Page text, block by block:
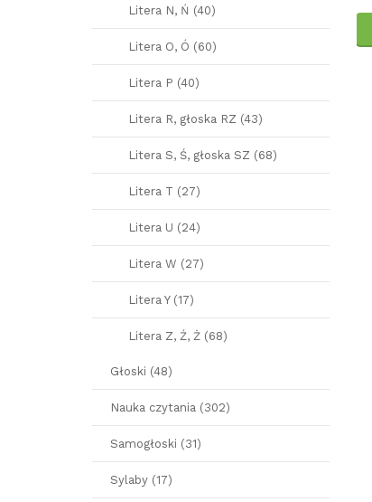
Dodaj do koszyka
Litera N, Ń (40)
Litera O, Ó (60)
Litera P (40)
Litera R, głoska RZ (43)
Litera S, Ś, głoska SZ (68)
Litera T (27)
Litera U (24)
Litera W (27)
Litera Y (17)
Litera Z, Ź, Ż (68)
Głoski (48)
Nauka czytania (302)
Samogłoski (31)
Sylaby (17)